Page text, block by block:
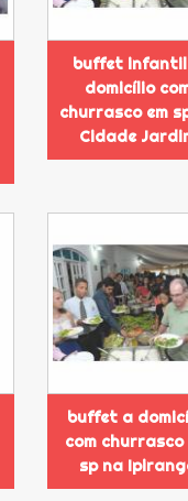
buffet
domicílio
churrasco em
Cidade
buffet a
com churrasco
sp na